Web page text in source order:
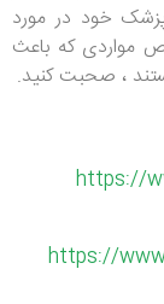
پزشک خود در مورد
مواردی که باعث
، صحبت کنید.
https://
https://